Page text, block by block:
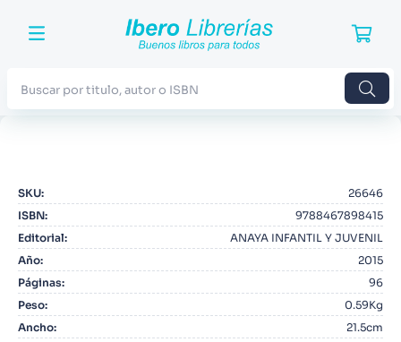
SKU:
26646
ISBN:
9788467898415
Editorial:
ANAYA INFANTIL Y JUVENIL
Año:
2015
Páginas:
96
Peso:
0.59Kg
Ancho:
21.5cm
2. Blue Lock
3. Jujutsu Kaisen
4. Odisea
5. Manga
6. Iliada